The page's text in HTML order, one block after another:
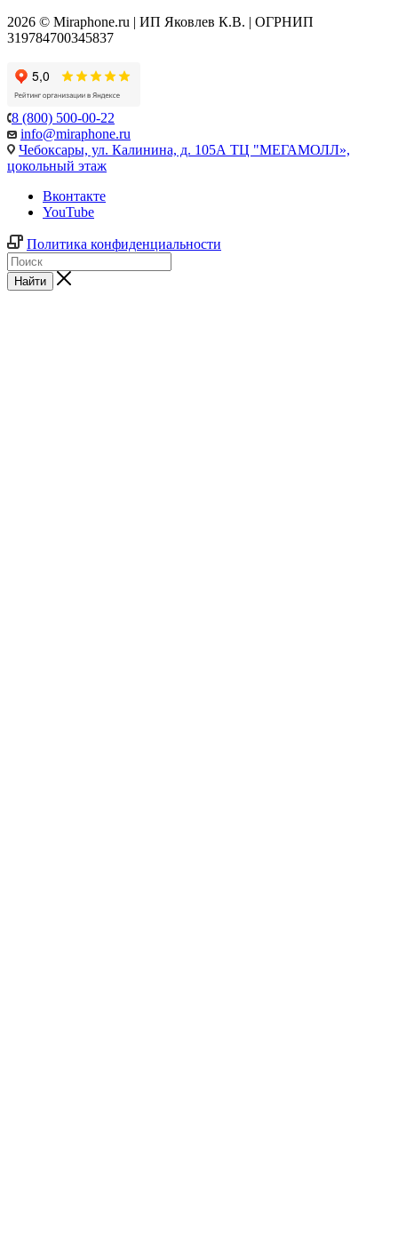
2026 © Miraphone.ru | ИП Яковлев К.В. | ОГРНИП
319784700345837
8 (800) 500-00-22
info@miraphone.ru
Чебоксары, ул. Калинина, д. 105А ТЦ "МЕГАМОЛЛ»,
цокольный этаж
Вконтакте
YouTube
Политика конфиденциальности
Найти